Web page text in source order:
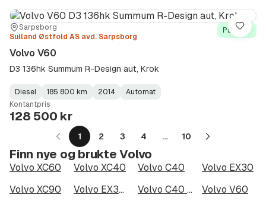
Sted:
Sarpsborg
Forhandler:
Sulland Østfold AS avd. Sarpsborg
På lager
Volvo V60
D3 136hk Summum R-Design aut, Krok
Fuel
Type:
Diesel
Kilometerstand:
185 800 km
Model
Year:
2014
Gearbox
Type:
Automat
Kontantpris
128 500 kr
Lagre
1 2 3 4 … 10
Neste
Finn nye og brukte Volvo
Volvo XC60 Volvo XC40 Volvo C40
Volvo EX30
Volvo XC90
Volvo EX30 Twin Motor Performance Volvo C40 Recharge Twin motor
Volvo V60